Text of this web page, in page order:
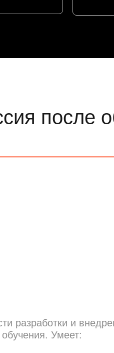
после
разработки и
Умеет: